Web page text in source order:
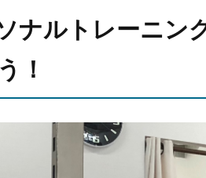
ナルトレーニン
！